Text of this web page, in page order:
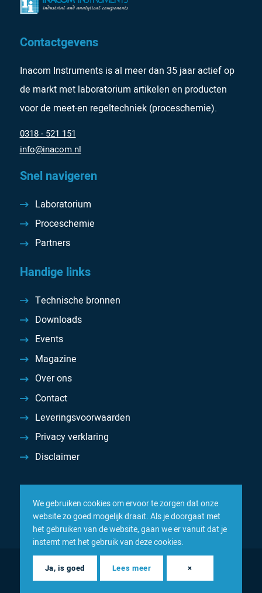
Contactgevens
Inacom Instruments is al meer dan 35 jaar actief op
de markt met laboratorium artikelen en producten
voor de meet-en regeltechniek (proceschemie).
0318 - 521 151
info@inacom.nl
Snel navigeren
Laboratorium
Proceschemie
Partners
Handige links
Technische bronnen
Downloads
Events
Magazine
Over ons
Contact
Leveringsvoorwaarden
Privacy verklaring
Disclaimer
© 2026 Inacom — Sterk in spareparts, consumables en
componenten
We gebruiken cookies om ervoor te zorgen dat onze
website zo goed mogelijk draait. Als je doorgaat met
het gebruiken van de website, gaan we er vanuit dat je
instemt met het gebruik van deze cookies.
Ja, is goed Lees meer ×